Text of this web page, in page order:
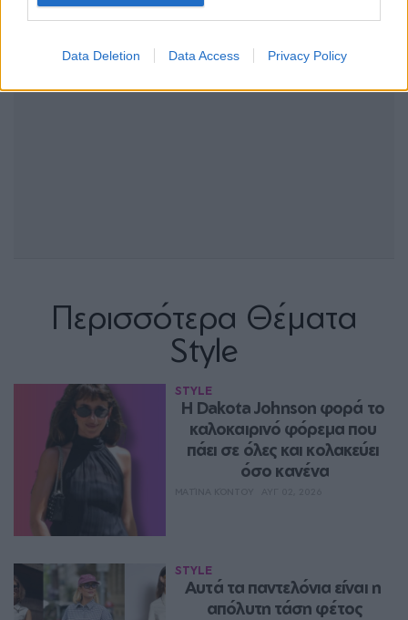
Data Deletion Data Access Privacy Policy
Περισσότερα Θέματα
Style
STYLE
Η Dakota Johnson φορά το
καλοκαιρινό φόρεμα που
πάει σε όλες και κολακεύει
όσο κανένα
STYLE
Aυτά τα παντελόνια είναι η
απόλυτη τάση φέτος